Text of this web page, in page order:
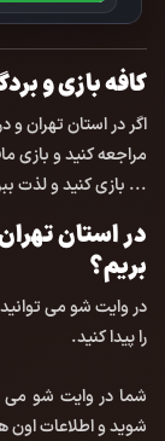
کافه بازی و
اگر در استانتهرانو
مراجعه کنید و بازی
... بازی کنید و لذت
در استان
بریم؟
در وایت شو می
را پیدا کنید.
شما در وایت شو می
شوید و اطلاعات اون